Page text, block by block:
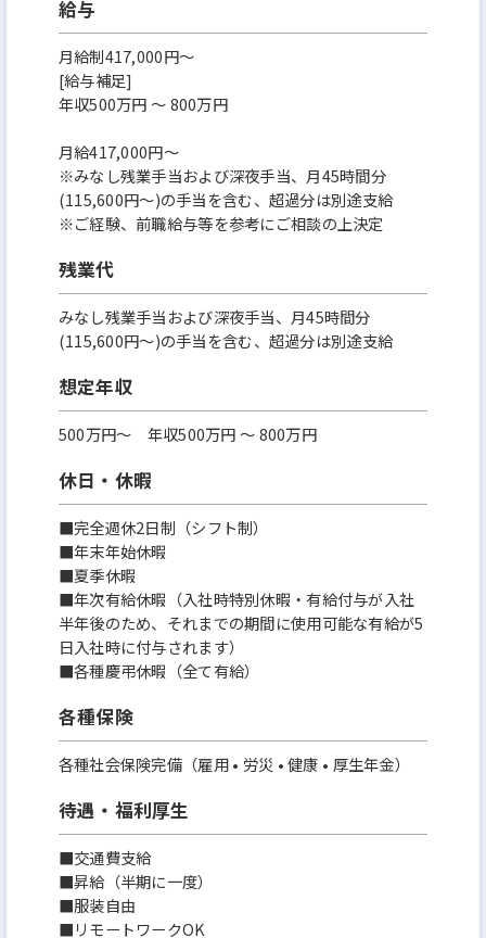
給与
月給制417,000円～
[給与補足]
年収500万円 〜 800万円
月給417,000円～
※みなし残業手当および深夜手当、月45時間分
(115,600円～)の手当を含む、超過分は別途支給
※ご経験、前職給与等を参考にご相談の上決定
残業代
みなし残業手当および深夜手当、月45時間分
(115,600円～)の手当を含む、超過分は別途支給
想定年収
500万円〜 年収500万円 〜 800万円
休日・休暇
■完全週休2日制（シフト制）
■年末年始休暇
■夏季休暇
■年次有給休暇（入社時特別休暇・有給付与が入社
半年後のため、それまでの期間に使用可能な有給が5
日入社時に付与されます）
■各種慶弔休暇（全て有給）
各種保険
各種社会保険完備（雇用 • 労災 • 健康 • 厚生年金）
待遇・福利厚生
■交通費支給
■昇給（半期に一度）
■服装自由
■リモートワークOK